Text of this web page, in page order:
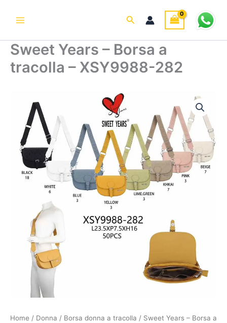
Cerca
Sweet Years – Borsa a
tracolla – XSY9988-282
Home / Donna / Borsa donna a tracolla / Sweet Years – Borsa a